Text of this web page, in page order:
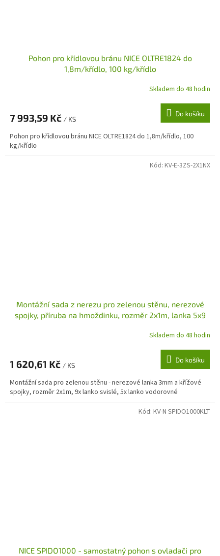
Pohon pro křídlovou bránu NICE OLTRE1824 do
1,8m/křídlo, 100 kg/křídlo
Skladem do 48 hodin
7 993,59 Kč / KS
Do košíku
Pohon pro křídlovou bránu NICE OLTRE1824 do 1,8m/křídlo, 100
kg/křídlo
Montážní sada z nerezu pro zelenou stěnu, nerezové
spojky, příruba na hmoždinku, rozměr 2x1m, lanka 5x9
Skladem do 48 hodin
1 620,61 Kč / KS
Do košíku
Montážní sada pro zelenou stěnu - nerezové lanka 3mm a křížové
spojky, rozměr 2x1m, 9x lanko svislé, 5x lanko vodorovné
Kód: KV-E-3ZS-2X1NX
NICE SPIDO1000 - samostatný pohon s ovladači pro
Kód: KV-N SPIDO1000KLT